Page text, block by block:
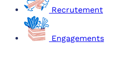
Recrutement
Engagements